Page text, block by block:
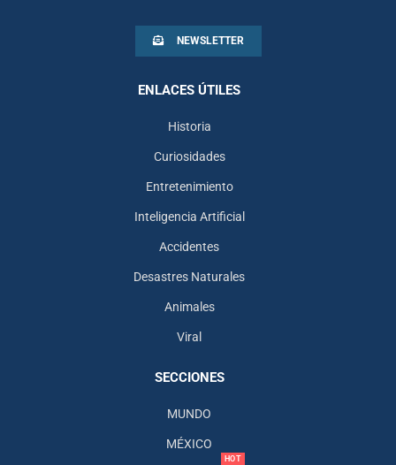
NEWSLETTER
ENLACES ÚTILES
Historia
Curiosidades
Entretenimiento
Inteligencia Artificial
Accidentes
Desastres Naturales
Animales
Viral
SECCIONES
MUNDO
MÉXICO
HOT